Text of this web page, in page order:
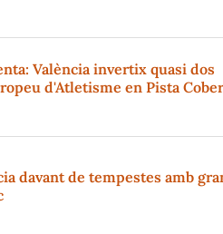
València invertix quasi dos
d'Atletisme en Pista
davant de tempestes amb